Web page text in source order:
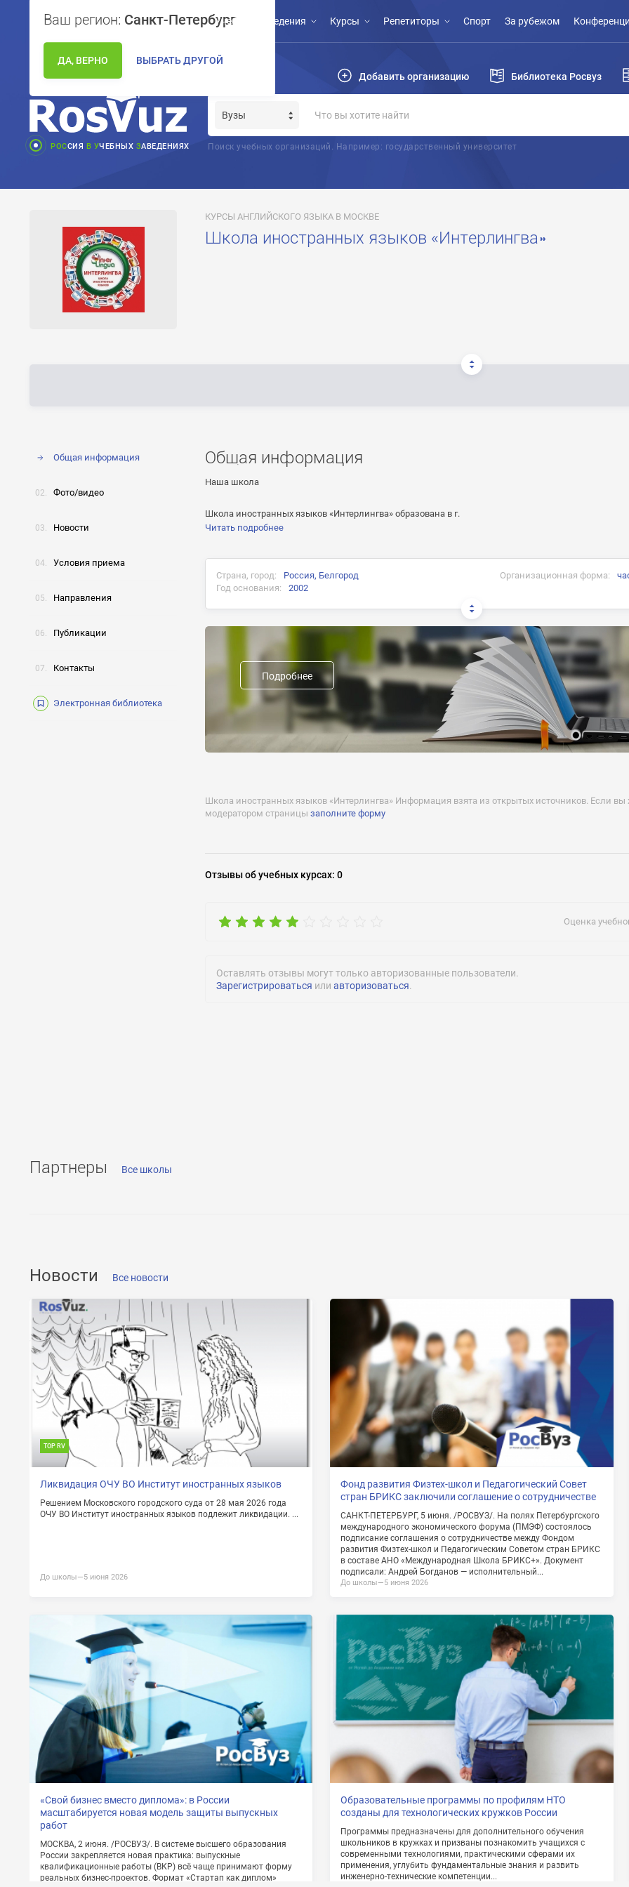
Ваш регион: Санкт-Петербург
ДА, ВЕРНО ВЫБРАТЬ ДРУГОЙ
Учебные заведения Курсы Репетиторы Спорт За рубежом
Добавить организацию Библиотека Росвуз
РОССИЯ В УЧЕБНЫХ ЗАВЕДЕНИЯХ Поиск учебных организаций. Например: государственный университет
КУРСЫ АНГЛИЙСКОГО ЯЗЫКА В МОСКВЕ
Школа иностранных языков «Интерлингва»
Общая информация
Фото/видео
Новости
Условия приема
Направления
Публикации
Контакты
Электронная библиотека
Общая информация
Наша школа
Школа иностранных языков «Интерлингва» образована в г.
Читать подробнее
Страна, город: Россия, Белгород Организационная форма:
Год основания:
2002
Документ об окончании:
По окончанию курса выдается сертификат.
Предыдущие названия:
Форма обучения:
№031940 сериия РО действует от 23 декабря 2011 г.
Подробнее
Школа иностранных языков «Интерлингва» Информация взята из открытых источников. Если вы
модератором страницы заполните форму
Отзывыоб учебных курсах: 0
Оценка
Оставлять отзывы могут только авторизованные пользователи.
Зарегистрироваться или авторизоваться.
Партнеры Все школы
Задать вопрос
ОТПРАВИТЬ
Нажимая на кнопку «Отправить» я даю согласие
на обработку моих персональных данных
Отклик на вакансию
Получение прав модератора страницы